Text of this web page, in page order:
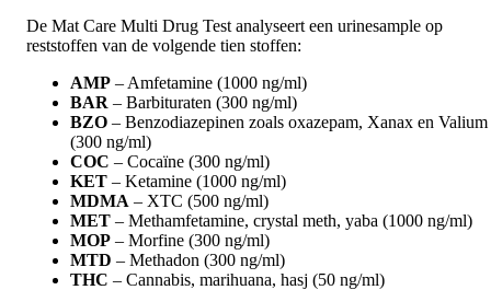
De Mat Care Multi Drug Test analyseert een urinesample op
reststoffen van de volgende tien stoffen:
AMP – Amfetamine (1000 ng/ml)
BAR – Barbituraten (300 ng/ml)
BZO – Benzodiazepinen zoals oxazepam, Xanax en Valium
(300 ng/ml)
COC – Cocaïne (300 ng/ml)
KET – Ketamine (1000 ng/ml)
MDMA – XTC (500 ng/ml)
MET – Methamfetamine, crystal meth, yaba (1000 ng/ml)
MOP – Morfine (300 ng/ml)
MTD – Methadon (300 ng/ml)
THC – Cannabis, marihuana, hasj (50 ng/ml)